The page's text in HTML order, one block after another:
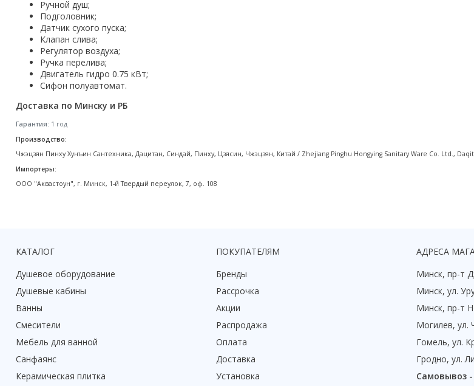
Акции
Ручной душ;
Подголовник;
Датчик сухого пуска;
Клапан слива;
Регулятор воздуха;
Ручка перелива;
Двигатель гидро 0.75 кВт;
Сифон полуавтомат.
Доставка по Минску и РБ
Гарантия: 1 год
Производство:
Чжэцзян Пинху Хунъин Сантехника, Дацитан, Синдай, Пинху, Цзясин, Чжэцзян, Китай / Zhejiang Pinghu Hongying Sanitary Ware Co. Ltd.,
Импортеры:
ООО "Аквастоун", г. Минск, 1-й Твердый переулок, 7, оф. 108
КАТАЛОГ
Душевое оборудование
Душевые кабины
Ванны
Смесители
Мебель для ванной
Санфаянс
Керамическая плитка
ПОКУПАТЕЛЯМ
Бренды
Рассрочка
Акции
Распродажа
Оплата
Доставка
Установка
АДРЕСА
Минск, пр-т
Минск, ул.
Минск, пр-т
Могилев, ул.
Гомель, ул.
Гродно, ул.
Самовывоз -